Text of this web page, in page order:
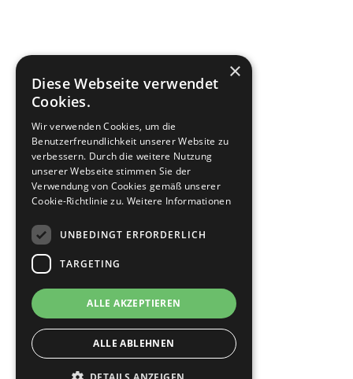
×
Diese Webseite verwendet
Cookies.
Wir verwenden Cookies, um die
Benutzerfreundlichkeit unserer Website zu
verbessern. Durch die weitere Nutzung
unserer Webseite stimmen Sie der
Verwendung von Cookies gemäß unserer
Cookie-Richtlinie zu. Weitere Informationen
UNBEDINGT ERFORDERLICH
TARGETING
ALLE AKZEPTIEREN
ALLE ABLEHNEN